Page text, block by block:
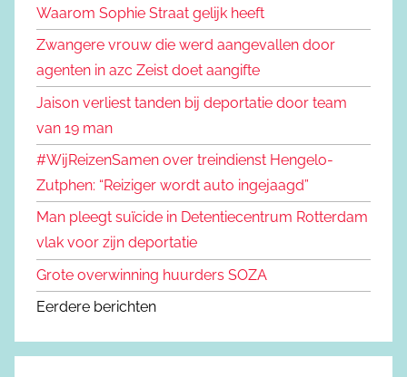
Waarom Sophie Straat gelijk heeft
Zwangere vrouw die werd aangevallen door
agenten in azc Zeist doet aangifte
Jaison verliest tanden bij deportatie door team
van 19 man
#WijReizenSamen over treindienst Hengelo-
Zutphen: “Reiziger wordt auto ingejaagd”
Man pleegt suïcide in Detentiecentrum Rotterdam
vlak voor zijn deportatie
Grote overwinning huurders SOZA
Eerdere berichten